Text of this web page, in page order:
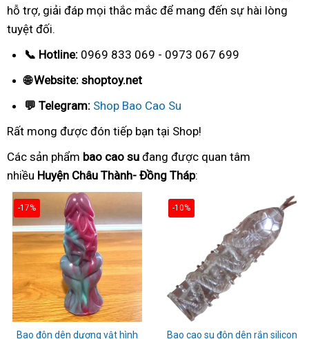
hỗ trợ, giải đáp mọi thắc mắc để mang đến sự hài lòng
tuyệt đối.
📞 Hotline: 0969 833 069 - 0973 067 699
🌐 Website: shoptoy.net
💬 Telegram: Shop Bao Cao Su
Rất mong được đón tiếp bạn tại Shop!
Các sản phẩm bao cao su đang được quan tâm
nhiều Huyện Châu Thành- Đồng Tháp:
-17%
Bao đôn dên dương vật hình
-10%
Bao cao su đôn dên rắn silicon